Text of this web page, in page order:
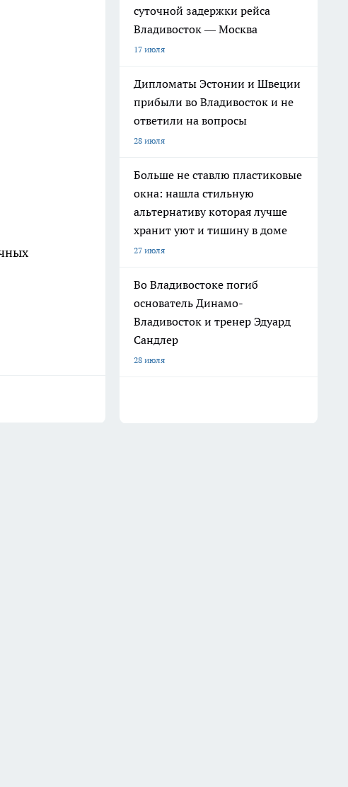
суточной задержки рейса
Владивосток — Москва
17 июля
Дипломаты Эстонии и Швеции
прибыли во Владивосток и не
ответили на вопросы
28 июля
Больше не ставлю пластиковые
окна: нашла стильную
альтернативу которая лучше
хранит уют и тишину в доме
27 июля
Во Владивостоке погиб
основатель Динамо-
Владивосток и тренер Эдуард
Сандлер
28 июля